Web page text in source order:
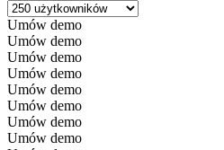
Umów demo
Umów demo
Umów demo
Umów demo
Umów demo
Umów demo
Umów demo
Umów demo